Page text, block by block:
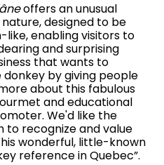
offers an unusual
designed to be
enabling visitors to
and surprising
that wants to
by giving people
about this fabulous
and educational
We'd like the
recognize and value
wonderful, little-known
reference in Quebec”.